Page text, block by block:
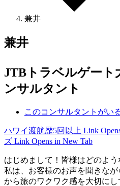
兼井
兼井
JTBトラベルゲー
ンサルタント
このコンサルタントがい
ハワイ渡航歴5回以上 Link
ズ Link Opens in New Tab
はじめまして！皆様はどのよ
私は、お客様のお声を聞きな
から旅のワクワク感を大切に